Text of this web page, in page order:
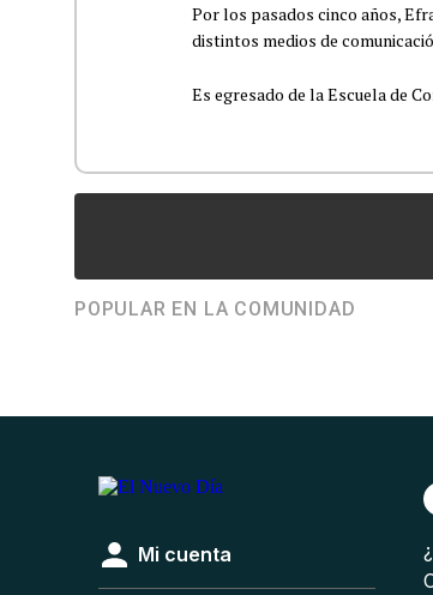
Por los pasados cinco años,
distintos medios de
Es egresado de la Escuela de
POPULAR EN LA COMUNIDAD
Mi cuenta